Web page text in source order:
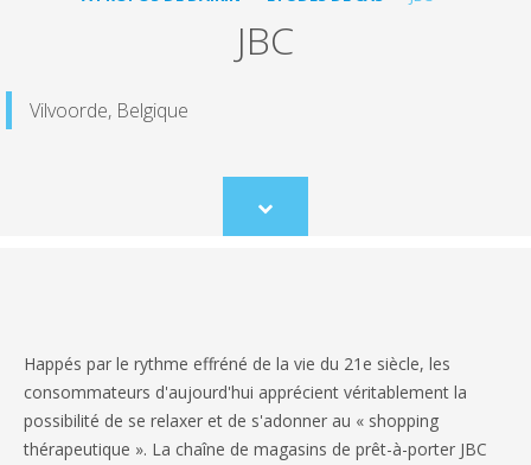
JBC
Vilvoorde, Belgique
Scroll
to
Happés par le rythme effréné de la vie du 21e siècle, les
consommateurs d'aujourd'hui apprécient véritablement la
possibilité de se relaxer et de s'adonner au « shopping
thérapeutique ». La chaîne de magasins de prêt-à-porter JBC